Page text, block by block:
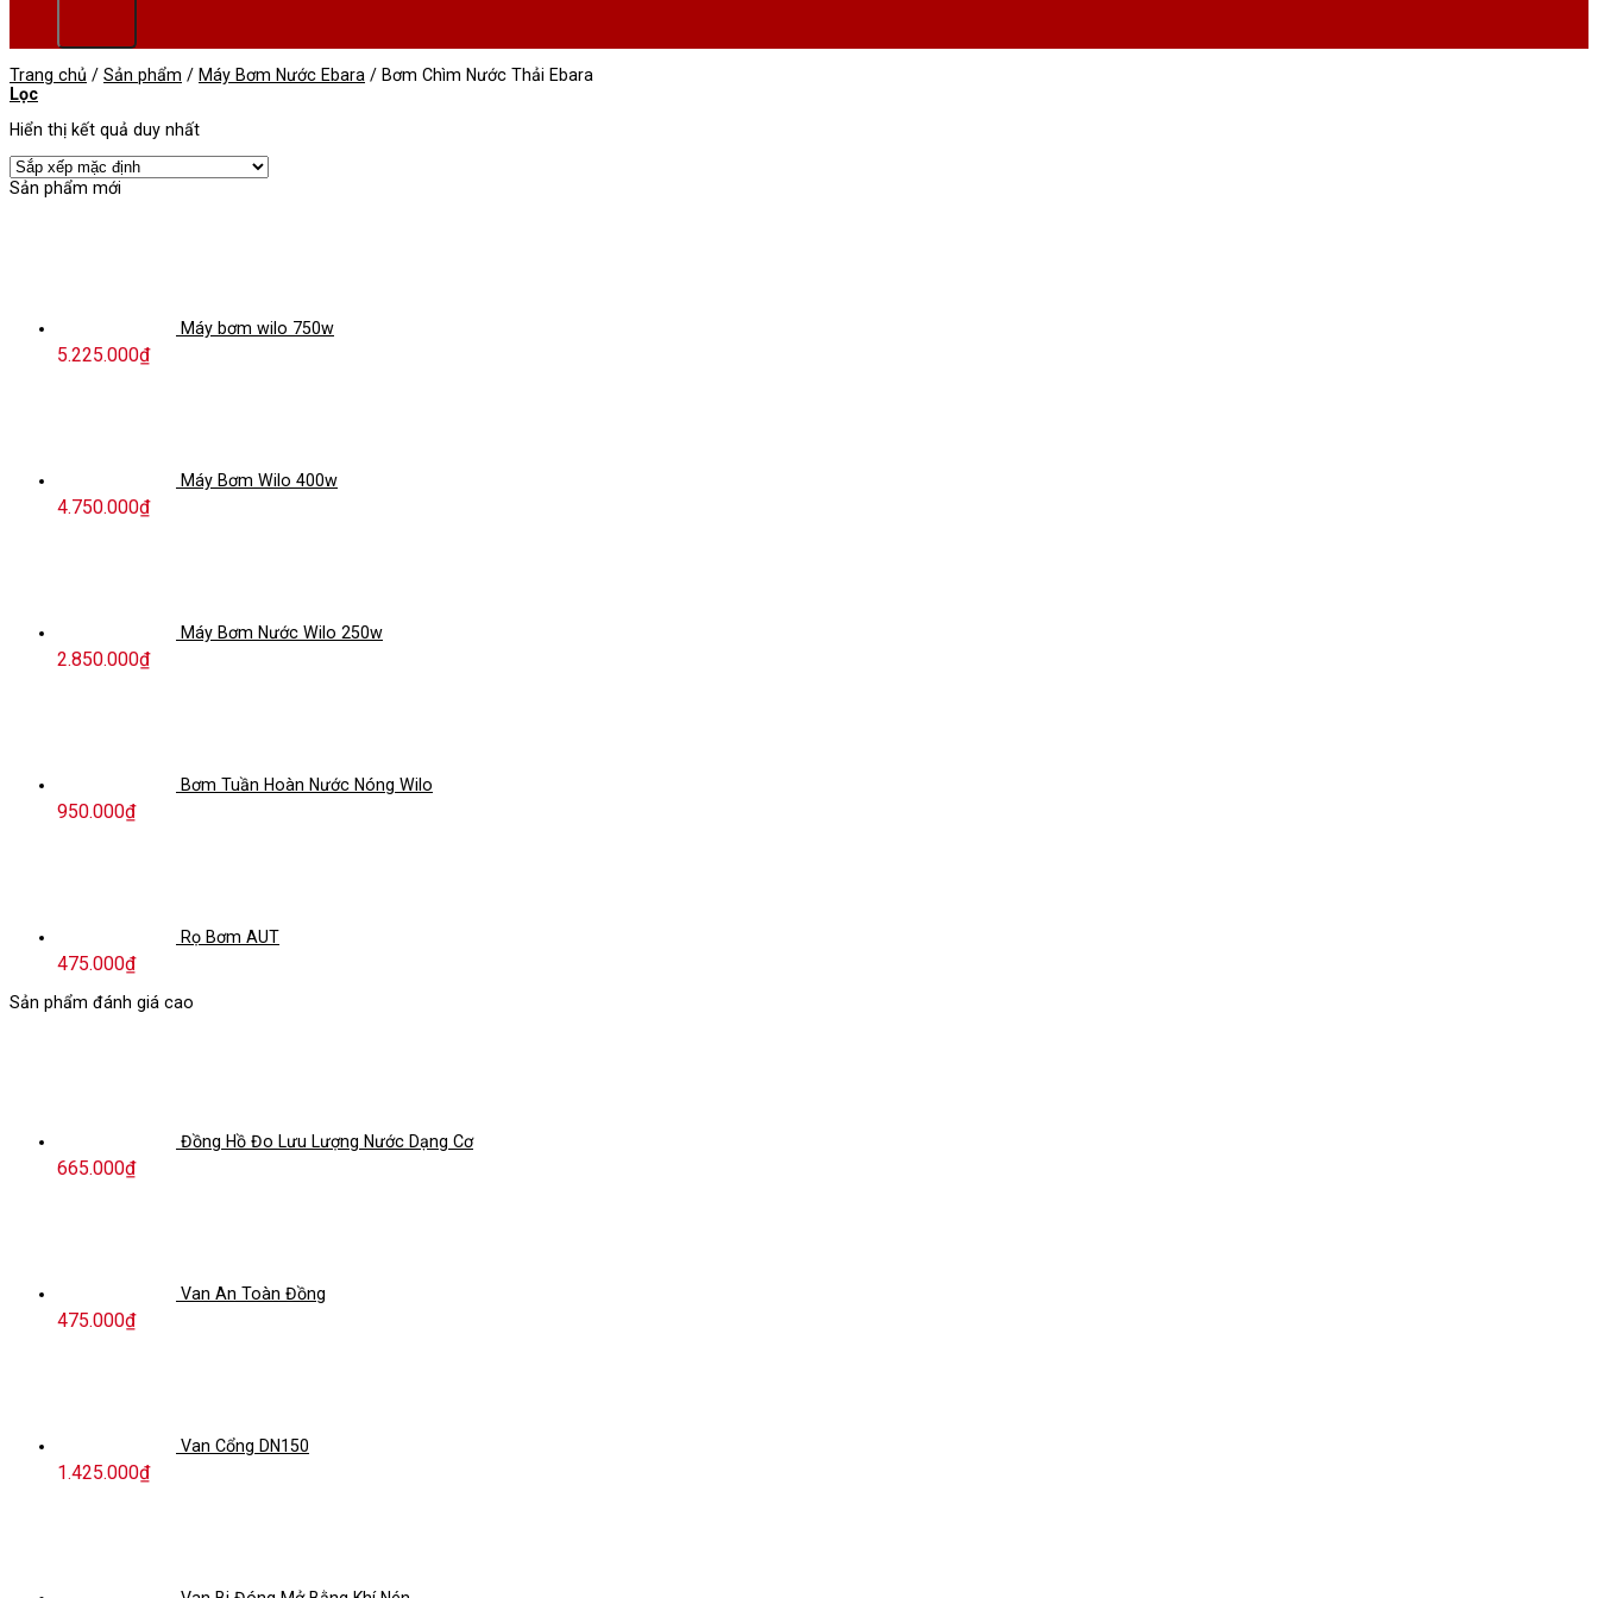
Trang chủ / Sản phẩm / Máy Bơm Nước Ebara / Bơm Chìm Nước Thải Ebara
Lọc
Hiển thị kết quả duy nhất
Sản phẩm mới
Máy bơm wilo 750w
5.225.000₫
Máy Bơm Wilo 400w
4.750.000₫
Máy Bơm Nước Wilo 250w
2.850.000₫
Bơm Tuần Hoàn Nước Nóng Wilo
950.000₫
Rọ Bơm AUT
475.000₫
Sản phẩm đánh giá cao
Đồng Hồ Đo Lưu Lượng Nước Dạng Cơ
665.000₫
Van An Toàn Đồng
475.000₫
Van Cổng DN150
1.425.000₫